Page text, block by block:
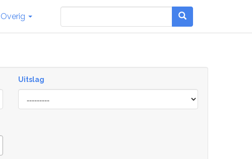
Overig
Uitslag
Result